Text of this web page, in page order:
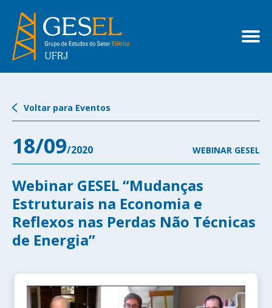
Voltar para Eventos
18/09/2020 WEBINAR GESEL
Webinar GESEL “Mudanças
Estruturais na Economia e
Reflexos nas Perdas Não Técnicas
de Energia”